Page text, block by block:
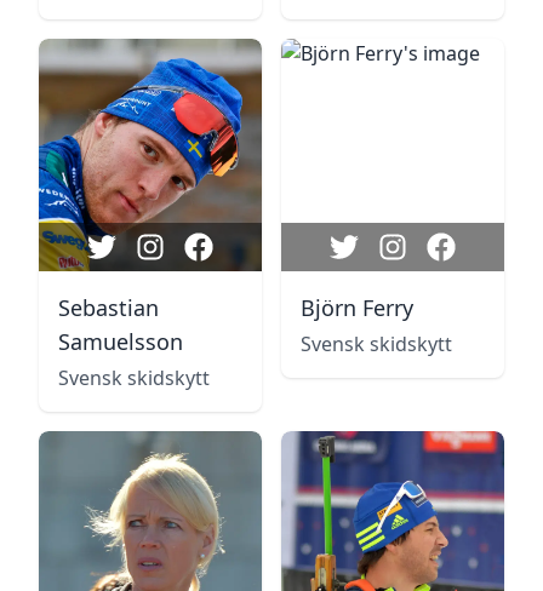
Sebastian
Samuelsson
Svensk skidskytt
Björn Ferry
Svensk skidskytt